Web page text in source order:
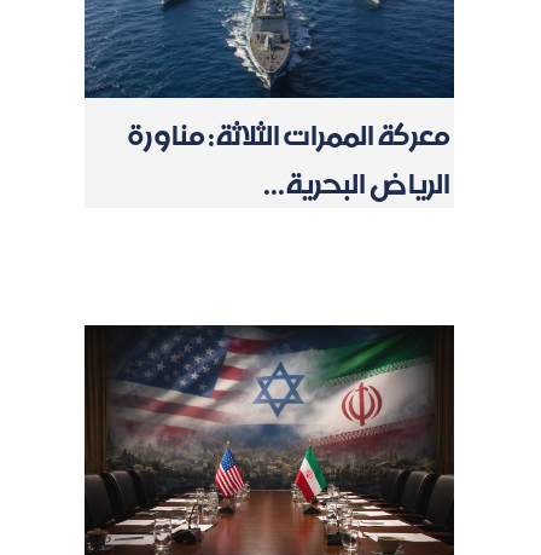
معركة الممرات الثلاثة: مناورة
الرياض البحرية...